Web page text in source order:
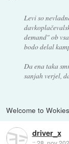
Levi so
demand" ob
bodo delal
Da ena taka
sanjah verjel,
Welcome to
driver_x